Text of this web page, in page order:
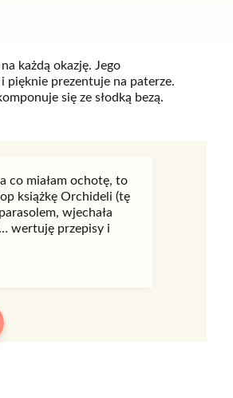
każdą okazję. Jego
prezentuje na paterze.
się ze słodką bezą.
co miałam ochotę, to
książkę Orchideli (tę
wjechała
wertuję przepisy i